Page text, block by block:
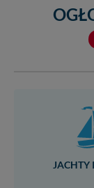
JACHTY